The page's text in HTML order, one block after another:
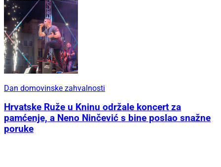
Dan domovinske zahvalnosti
Hrvatske Ruže u Kninu održale koncert za
pamćenje, a Neno Ninčević s bine poslao snažne
poruke